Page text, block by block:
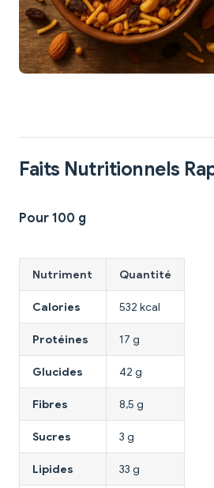
Faits Nutritionnels
Pour 100 g
Nutriment Quantité
Calories 532 kcal
Protéines 17 g
Glucides 42 g
Fibres 8,5 g
Sucres 3 g
Lipides 33 g